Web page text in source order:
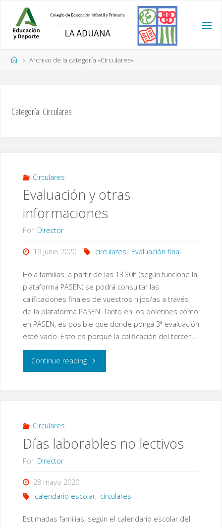
contenido
PáginaArchivo de la categoría «Circulares»
Categoría: Circulares
Circulares
Evaluación y otras
informaciones
Por Director
19 junio 2020 circulares, Evaluación final
Hola familias, a partir de las 13.30h (según funcione la
plataforma PASEN) se podrá consultar las
calificaciones finales de vuestros hijos/as a través
de la plataforma PASEN. Tanto en los boletines como
en PASEN, es posible que donde ponga 3ª evaluación
esté vacío. Esto es porque la calificación del tercer …
Continue reading"Evaluación
Circulares
Días laborables no lectivos
Por Director
28 mayo 2020
calendario escolar, circulares
Estimadas familias, según el calendario escolar del